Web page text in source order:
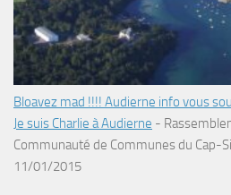
Bloavez mad !!!! Audierne info vous
Je suis Charlie à Audierne -
Communauté de Communes du Cap-
11/01/2015